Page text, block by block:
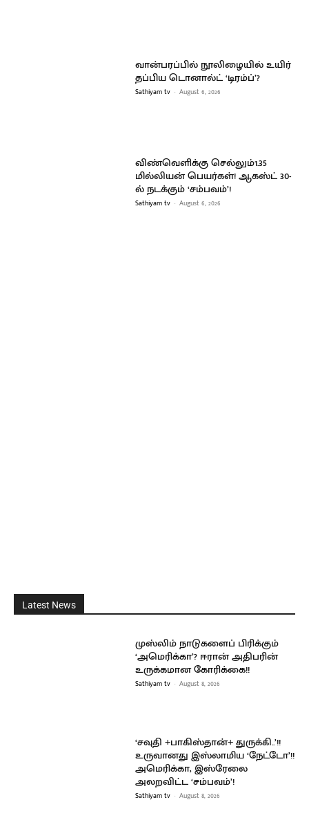
வான்பரப்பில் நூலிழையில் உயிர்
தப்பிய டொனால்ட் ‘டிரம்ப்’?
Sathiyam tv - August 6, 2026
விண்வெளிக்கு செல்லும்1.35
மில்லியன் பெயர்கள்! ஆகஸ்ட் 30-
ல் நடக்கும் ‘சம்பவம்’!
Sathiyam tv - August 6, 2026
Latest News
முஸ்லிம் நாடுகளைப் பிரிக்கும்
‘அமெரிக்கா’? ஈரான் அதிபரின்
உருக்கமான கோரிக்கை!!
Sathiyam tv - August 8, 2026
‘சவுதி +பாகிஸ்தான்+ துருக்கி..’!!
உருவானது இஸ்லாமிய ‘நேட்டோ’!!
அமெரிக்கா, இஸ்ரேலை
அலறவிட்ட ‘சம்பவம்’!
Sathiyam tv - August 8, 2026